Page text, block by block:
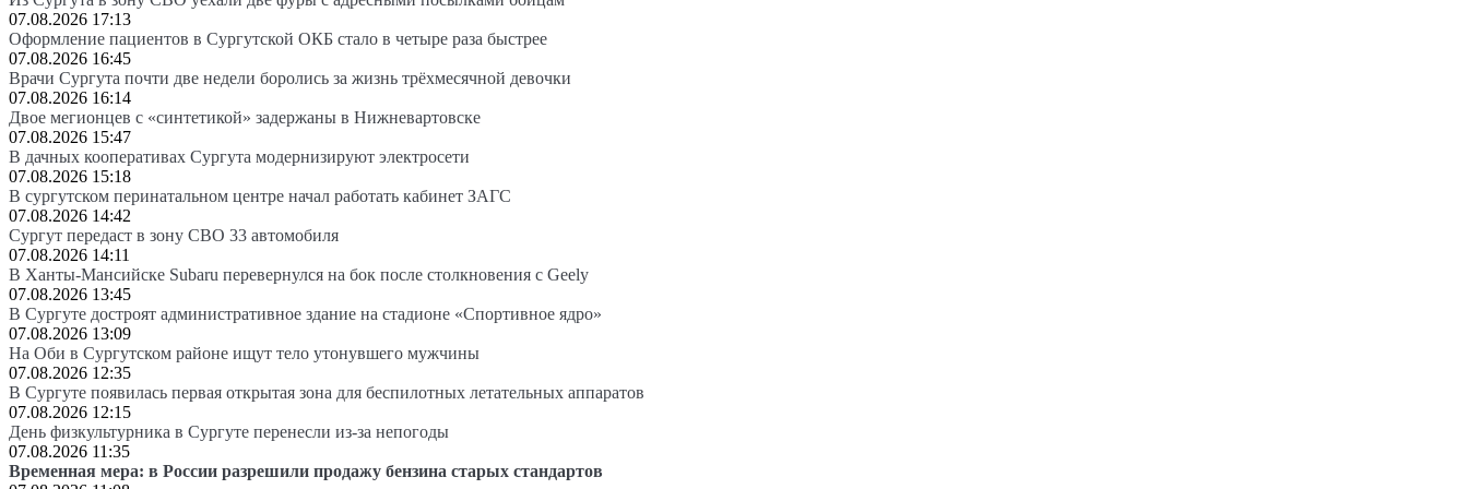
07.08.2026 17:13
Оформление пациентов в Сургутской ОКБ стало в четыре раза быстрее
07.08.2026 16:45
Врачи Сургута почти две недели боролись за жизнь трёхмесячной девочки
07.08.2026 16:14
Двое мегионцев с «синтетикой» задержаны в Нижневартовске
07.08.2026 15:47
В дачных кооперативах Сургута модернизируют электросети
07.08.2026 15:18
В сургутском перинатальном центре начал работать кабинет ЗАГС
07.08.2026 14:42
Сургут передаст в зону СВО 33 автомобиля
07.08.2026 14:11
В Ханты-Мансийске Subaru перевернулся на бок после столкновения с Geely
07.08.2026 13:45
В Сургуте достроят административное здание на стадионе «Спортивное ядро»
07.08.2026 13:09
На Оби в Сургутском районе ищут тело утонувшего мужчины
07.08.2026 12:35
В Сургуте появилась первая открытая зона для беспилотных летательных аппаратов
07.08.2026 12:15
День физкультурника в Сургуте перенесли из-за непогоды
07.08.2026 11:35
Временная мера: в России разрешили продажу бензина старых стандартов